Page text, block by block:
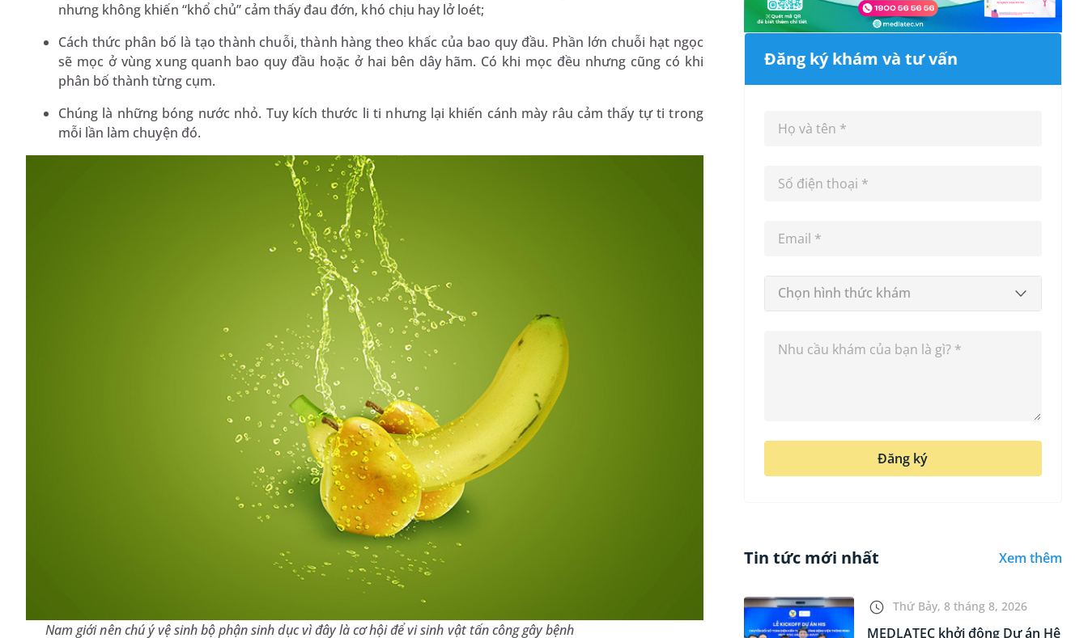
nhưng không khiến “khổ chủ” cảm thấy đau đớn, khó chịu hay lở loét;
Cách thức phân bố là tạo thành chuỗi, thành hàng theo khấc của bao quy đầu. Phần lớn chuỗi hạt ngọc
sẽ mọc ở vùng xung quanh bao quy đầu hoặc ở hai bên dây hãm. Có khi mọc đều nhưng cũng có khi
phân bố thành từng cụm.
Chúng là những bóng nước nhỏ. Tuy kích thước li ti nhưng lại khiến cánh mày râu cảm thấy tự ti trong
mỗi lần làm chuyện đó.
Nam giới nên chú ý vệ sinh bộ phận sinh dục vì đây là cơ hội để vi sinh vật tấn công gây bệnh
Đăng ký khám và tư vấn
Chọn hình thức khám
Đăng ký
Tin tức mới nhất Xem thêm
Thứ Bảy, 8 tháng 8, 2026
MEDLATEC khởi động Dự án Hệ